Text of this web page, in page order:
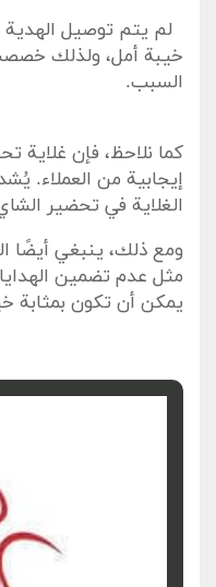
لم يتم توصيل
خيبة ​أمل، ولذلك
السبب.
كما نلاحظ، ⁣فإن غلاية
إيجابية من العملاء.
الغلاية ⁤في تحضير
ومع ذلك، ينبغي أيضًا
مثل عدم ⁤تضمين
يمكن أن تكون ⁢بمثابة